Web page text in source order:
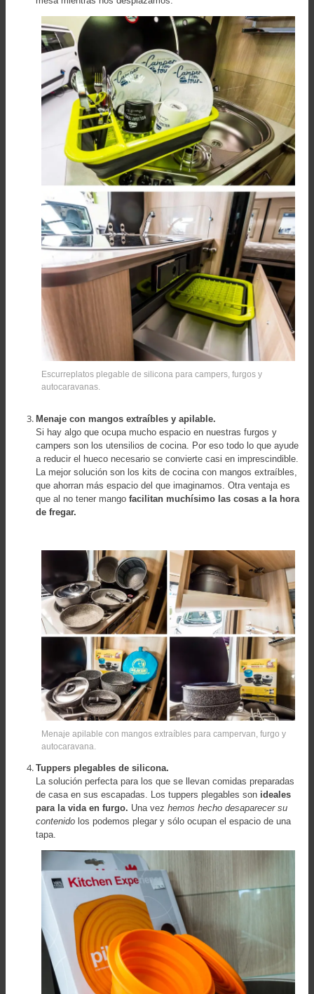
Escurreplatos plegable de silicona para campers, furgos y
autocaravanas.
Menaje con mangos extraíbles y apilable.
Si hay algo que ocupa mucho espacio en nuestras furgos y
campers son los utensilios de cocina. Por eso todo lo que ayude
a reducir el hueco necesario se convierte casi en imprescindible.
La mejor solución son los kits de cocina con mangos extraíbles,
que ahorran más espacio del que imaginamos. Otra ventaja es
que al no tener mangofacilitan muchísimo las cosas a la hora
de fregar.
Menaje apilable con mangos extraíbles para campervan, furgo y
autocaravana.
Tuppers plegables de silicona.
La solución perfecta para los que se llevan comidas preparadas
de casa en sus escapadas. Los tuppers plegables son ideales
para la vida en furgo. Una vezhemos hecho desaparecer su
contenido los podemos plegar y sólo ocupan el espacio de una
tapa.